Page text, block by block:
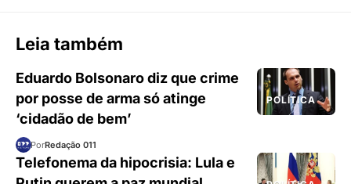
Leia também
POLÍTICA
Eduardo Bolsonaro diz que crime
por posse de arma só atinge
‘cidadão de bem’
PorRedação 011
Telefonema da hipocrisia: Lula e